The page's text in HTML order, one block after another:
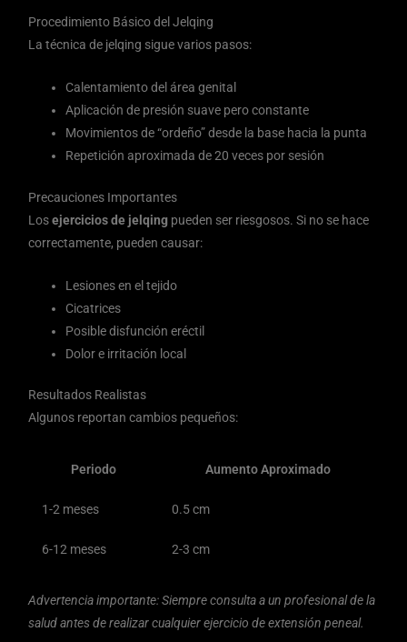
Procedimiento Básico del Jelqing
La técnica de jelqing sigue varios pasos:
Calentamiento del área genital
Aplicación de presión suave pero constante
Movimientos de “ordeño” desde la base hacia la punta
Repetición aproximada de 20 veces por sesión
Precauciones Importantes
Losejercicios de jelqing pueden ser riesgosos. Si no se hace
correctamente, pueden causar:
Lesiones en el tejido
Cicatrices
Posible disfunción eréctil
Dolor e irritación local
Resultados Realistas
Algunos reportan cambios pequeños:
Periodo Aumento Aproximado
1-2 meses 0.5 cm
6-12 meses 2-3 cm
Advertencia importante: Siempre consulta a un profesional de la
salud antes de realizar cualquier ejercicio de extensión peneal.